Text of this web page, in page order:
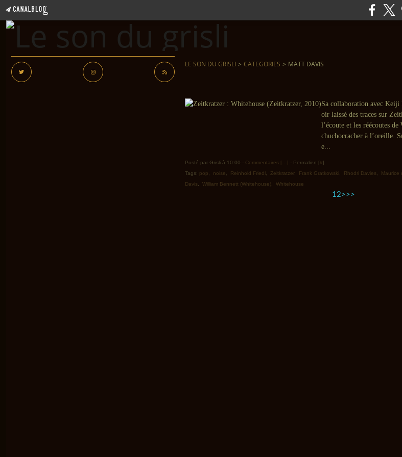
LE SON DU GRISLI > CATEGORIES > MATT DAVIS
Sa collaboration avec
oir laissé des traces sur
l’écoute et les réécoutes de
chuchocracher à l’oreille.
e...
Posté par Grisli à 10:00 - Commentaires [ ] - Permalien [#]
Tags: pop noise Reinhold Friedl Zeitkratzer, Frank Gratkowski Rhodri Davies Maurice
Davis
William Bennett (Whitehouse) Whitehouse
12>>>